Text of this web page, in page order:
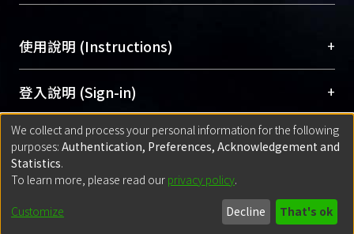
用逐年攀升。同時可加速研究發展、提升研究影響
Archive）平台。 （點選深入了解OA）
含部分內容的版權非匯入者所有，或由第三方贊
助與合作完成，請確認該版權所有者及第三方同
意提供此授權。
Please represent that the submission is your
original work, and that you have the right to
grant the rights to upload.
若欲上傳已出版的全文電子檔，可使用
policy finder
網站查詢，以確認出版單位之版權
政策。
使用說明 (Instructions) +
網站簡介(Quickstart Guide)
使用手冊(Instruction Manual)
線上預約服務(Booking Service)
登入說明 (Sign-in) +
方案一：臺灣大學計算機中心帳號登入
(With C&INC Email Account)
方案二：ORCID帳號登入(With ORCID)
匯入著作 (Submission) +
方案一：定期更新ORCID者，以ID匯入
for identifier (ORCID))
方案二：
(Default mode Submission)
Built withDSpace-CRIS software
- Extension maintained and optimized
We collect and process your personal information for the following
purposes: Authentication, Preferences, Acknowledgement and
Statistics.
To learn more, please read our privacy policy.
Customize Decline That's ok